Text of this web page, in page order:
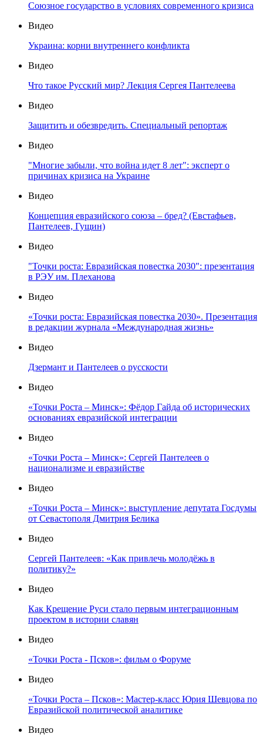
Союзное государство в условиях современного кризиса
Видео
Украина: корни внутреннего конфликта
Видео
Что такое Русский мир? Лекция Сергея Пантелеева
Видео
Защитить и обезвредить. Специальный репортаж
Видео
"Многие забыли, что война идет 8 лет": эксперт о
причинах кризиса на Украине
Видео
Концепция евразийского союза – бред? (Евстафьев,
Пантелеев, Гущин)
Видео
"Точки роста: Евразийская повестка 2030": презентация
в РЭУ им. Плеханова
Видео
«Точки роста: Евразийская повестка 2030». Презентация
в редакции журнала «Международная жизнь»
Видео
Дзермант и Пантелеев о русскости
Видео
«Точки Роста – Минск»: Фёдор Гайда об исторических
основаниях евразийской интеграции
Видео
«Точки Роста – Минск»: Сергей Пантелеев о
национализме и евразийстве
Видео
«Точки Роста – Минск»: выступление депутата Госдумы
от Севастополя Дмитрия Белика
Видео
Сергей Пантелеев: «Как привлечь молодёжь в
политику?»
Видео
Как Крещение Руси стало первым интеграционным
проектом в истории славян
Видео
«Точки Роста - Псков»: фильм о Форуме
Видео
«Точки Роста – Псков»: Мастер-класс Юрия Шевцова по
Евразийской политической аналитике
Видео